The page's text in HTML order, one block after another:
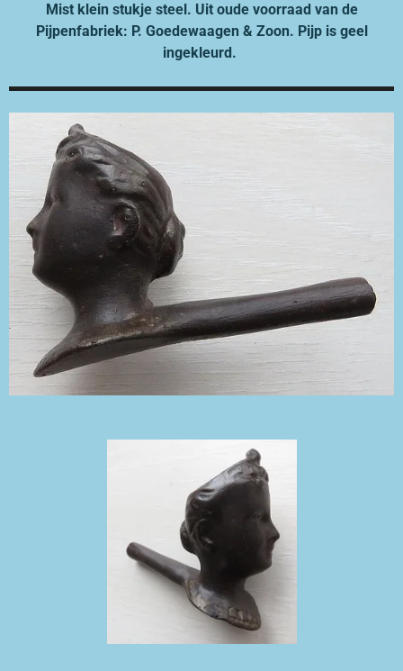
Mist klein stukje steel. Uit oude voorraad van de
Pijpenfabriek: P. Goedewaagen & Zoon. Pijp is geel
ingekleurd.